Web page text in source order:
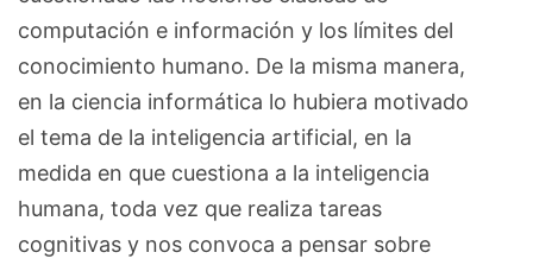
computación e información y los límites del
conocimiento humano. De la misma manera,
en la ciencia informática lo hubiera motivado
el tema de la inteligencia artificial, en la
medida en que cuestiona a la inteligencia
humana, toda vez que realiza tareas
cognitivas y nos convoca a pensar sobre